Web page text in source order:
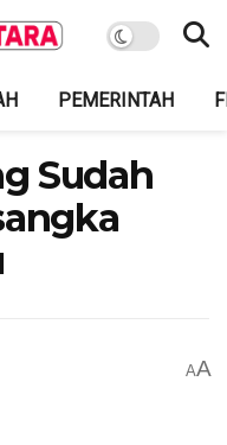
PEMERINTAH
Sudah
AA